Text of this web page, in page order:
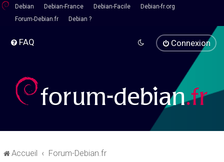
Debian Debian-France Debian-Facile
Debian-fr.org
Forum-Debian.fr
Debian ?
FAQ Connexion
Accueil Forum-Debian.fr